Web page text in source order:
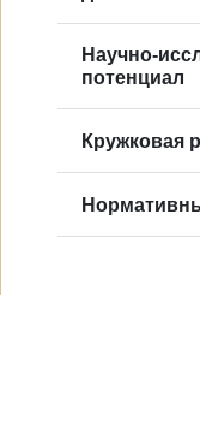
Научно-
потенциал
Кружковая